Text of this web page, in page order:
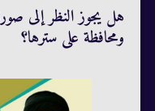
هل يجوز النظر إلى
ومحافظة على سترها؟